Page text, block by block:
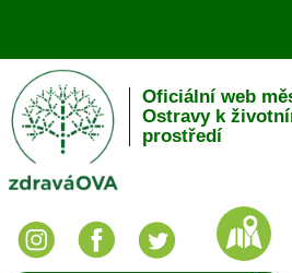
Oficiální web
Ostravy k
prostředí